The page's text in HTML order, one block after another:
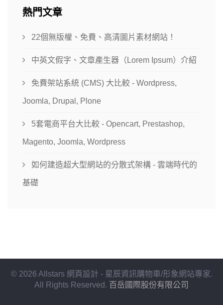
熱門文章
22個無版權、免費、高清圖片素材網站！
中英文假字、文章產生器（Lorem Ipsum）介紹
免費架站系統 (CMS) 大比較 - Wordpress,
Joomla, Drupal, Plone
5套電商平台大比較 - Opencart, Prestashop,
Magento, Joomla, Wordpress
如何建造超大型網站的分散式架構 - 雲端時代的
基礎
© 2026 Allstars 網頁設計 - 星辰資訊購物車/形象網站專家.
All Rights Reserved. 百岳國際股份有限公司